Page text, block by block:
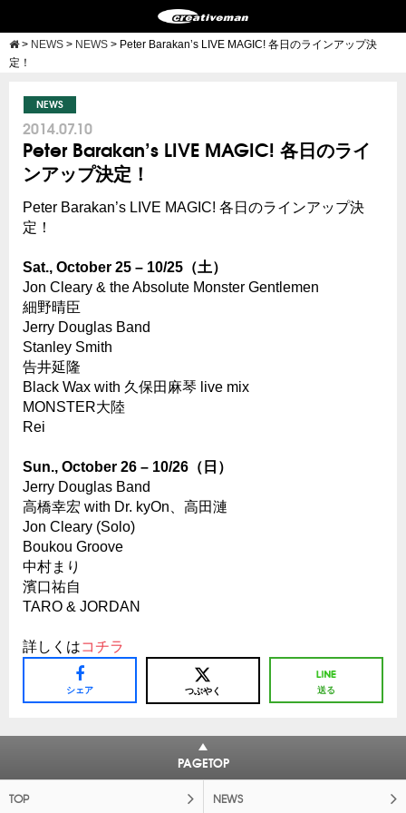
> NEWS > NEWS > Peter Barakan’s LIVE MAGIC! 各日のラインアップ決
定！
NEWS
2014.07.10
Peter Barakan’s LIVE MAGIC! 各日のライ
ンアップ決定！
Peter Barakan’s LIVE MAGIC! 各日のラインアップ決
定！
Sat., October 25 – 10/25（土）
Jon Cleary & the Absolute Monster Gentlemen
細野晴臣
Jerry Douglas Band
Stanley Smith
告井延隆
Black Wax with 久保田麻琴 live mix
MONSTER大陸
Rei
Sun., October 26 – 10/26（日）
Jerry Douglas Band
高橋幸宏 with Dr. kyOn、高田漣
Jon Cleary (Solo)
Boukou Groove
中村まり
濱口祐自
TARO & JORDAN
詳しくはコチラ
シェア つぶやく 送る
PAGETOP
TOP NEWS